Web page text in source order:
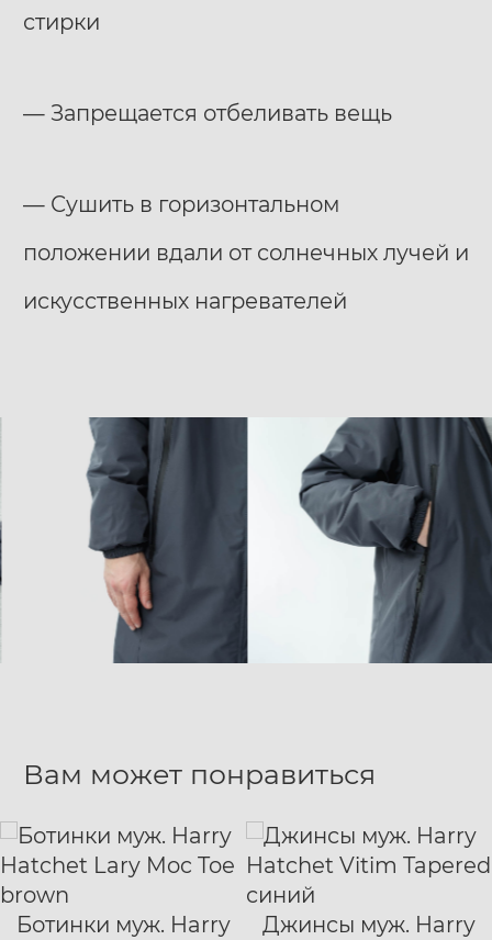
стирки
— Запрещается отбеливать вещь
— Сушить в горизонтальном
положении вдали от солнечных лучей и
искусственных нагревателей
Вам может понравиться
Ботинки муж. Harry
40 41
42
Джинсы муж. Harry
28/30